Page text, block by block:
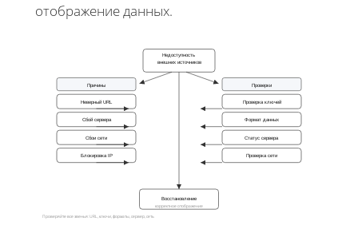
отображение данных.
Недоступность
внешних источников
Причины
Неверный URL
Сбой сервера
Сбои сети
Блокировка IP
Проверки
Проверка ключей
Формат данных
Статус сервера
Проверка сети
Восстановление
корректное отображение
Проверяйте все звенья: URL, ключи, форматы, сервер, сеть